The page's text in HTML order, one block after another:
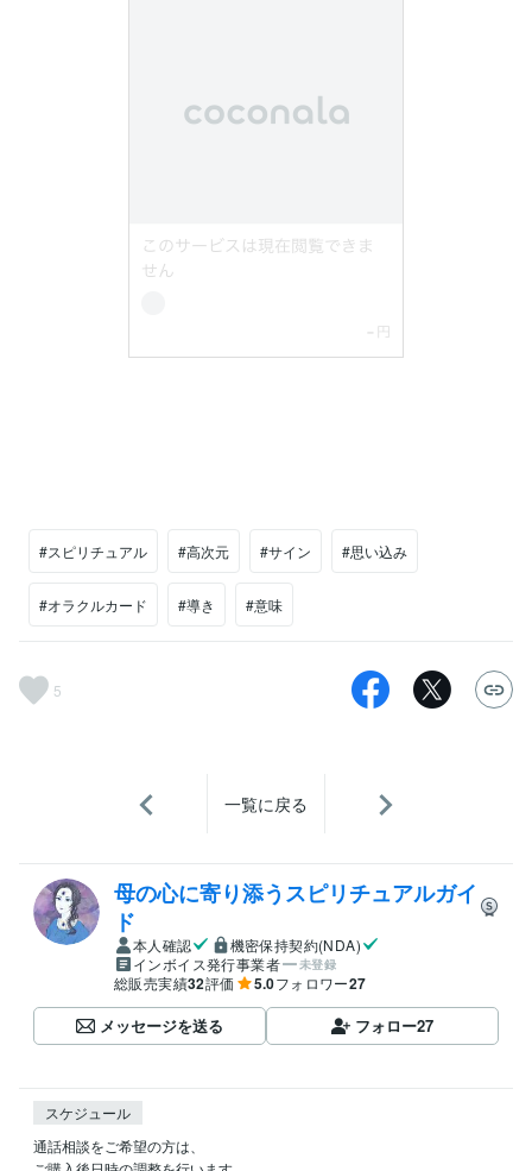
#スピリチュアル #高次元 #サイン #思い込み
#オラクルカード #導き #意味
5
一覧に戻る
母の心に寄り添うスピリチュアルガイ
ド
本人確認
機密保持契約(NDA)
インボイス発行事業者
未登録
総販売実績32評価 5.0フォロワー27
メッセージを送る フォロー27
スケジュール
通話相談をご希望の方は、